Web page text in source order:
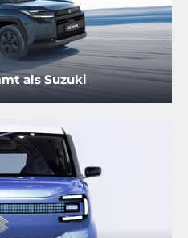
als Suzuki